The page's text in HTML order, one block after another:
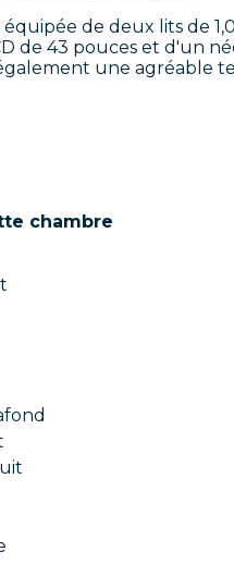
de deux lits de
de 43 pouces et d'un
une agréable
chambre